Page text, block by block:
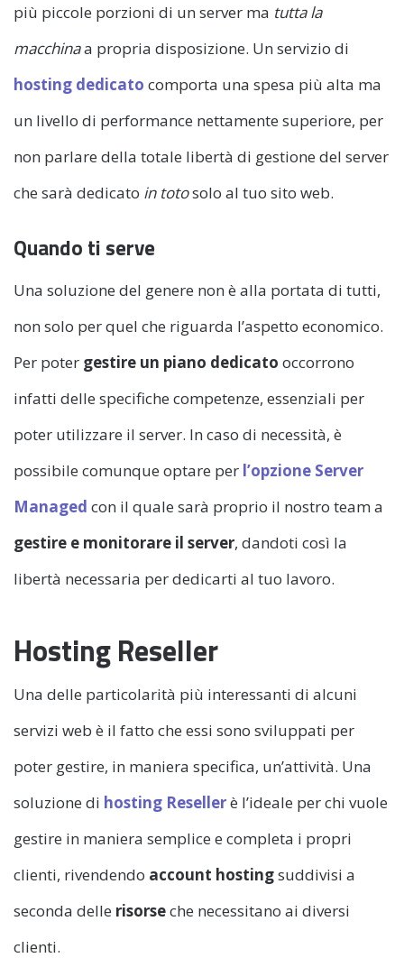
più piccole porzioni di un server ma tutta la
macchinaa propria disposizione. Un servizio di
hosting dedicato comporta una spesa più alta ma
un livello di performance nettamente superiore, per
non parlare della totale libertà di gestione del server
che sarà dedicato in totosolo al tuo sito web.
Quando ti serve
Una soluzione del genere non è alla portata di tutti,
non solo per quel che riguarda l’aspetto economico.
Per poter gestire un piano dedicato occorrono
infatti delle specifiche competenze, essenziali per
poter utilizzare il server. In caso di necessità, è
possibile comunque optare per l’opzione Server
Managed con il quale sarà proprio il nostro team a
gestire e monitorare il server, dandoti così la
libertà necessaria per dedicarti al tuo lavoro.
Hosting Reseller
Una delle particolarità più interessanti di alcuni
servizi web è il fatto che essi sono sviluppati per
poter gestire, in maniera specifica, un’attività. Una
soluzione di hosting Resellerè l’ideale per chi vuole
gestire in maniera semplice e completa i propri
clienti, rivendendo account hostingsuddivisi a
seconda delle risorseche necessitano ai diversi
clienti.